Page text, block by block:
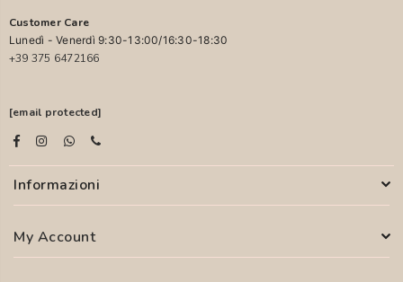
Customer Care
Lunedì - Venerdì 9:30-13:00/16:30-18:30
+39 375 6472166
[email protected]
Informazioni
My Account